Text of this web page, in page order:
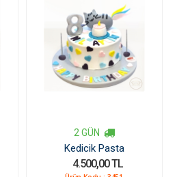
2 GÜN
Kedicik Pasta
4.500,00 TL